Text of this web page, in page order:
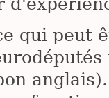
qui peut
anglais).